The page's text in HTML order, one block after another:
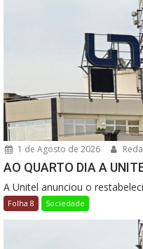
1 de Agosto de 2026
AO QUARTO DIA A
A Unitel anunciou o
Folha 8 Sociedade